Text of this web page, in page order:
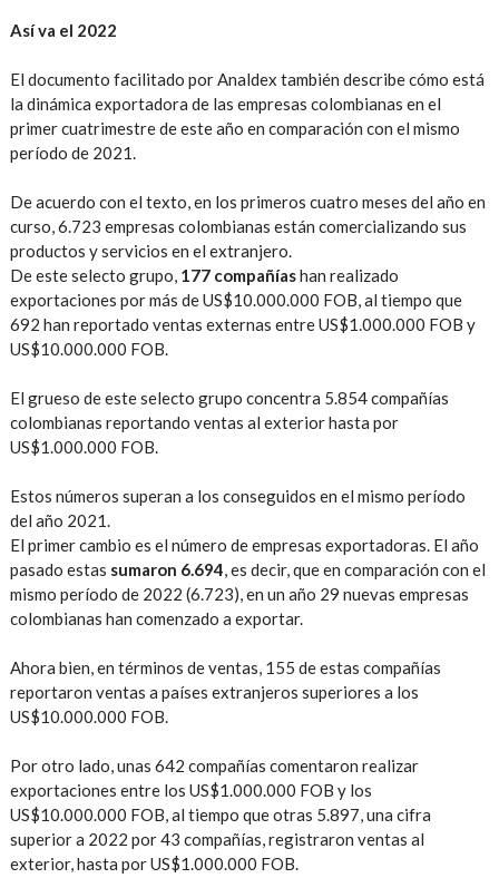
Así va el 2022
El documento facilitado por Analdex también describe cómo está
la dinámica exportadora de las empresas colombianas en el
primer cuatrimestre de este año en comparación con el mismo
período de 2021.
De acuerdo con el texto, en los primeros cuatro meses del año en
curso, 6.723 empresas colombianas están comercializando sus
productos y servicios en el extranjero.
De este selecto grupo, 177 compañíashan realizado
exportaciones por más de US$10.000.000 FOB, al tiempo que
692 han reportado ventas externas entre US$1.000.000 FOB y
US$10.000.000 FOB.
El grueso de este selecto grupo concentra 5.854 compañías
colombianas reportando ventas al exterior hasta por
US$1.000.000 FOB.
Estos números superan a los conseguidos en el mismo período
del año 2021.
El primer cambio es el número de empresas exportadoras. El año
pasado estas sumaron 6.694, es decir, que en comparación con el
mismo período de 2022 (6.723), en un año 29 nuevas empresas
colombianas han comenzado a exportar.
Ahora bien, en términos de ventas, 155 de estas compañías
reportaron ventas a países extranjeros superiores a los
US$10.000.000 FOB.
Por otro lado, unas 642 compañías comentaron realizar
exportaciones entre los US$1.000.000 FOB y los
US$10.000.000 FOB, al tiempo que otras 5.897, una cifra
superior a 2022 por 43 compañías, registraron ventas al
exterior, hasta por US$1.000.000 FOB.